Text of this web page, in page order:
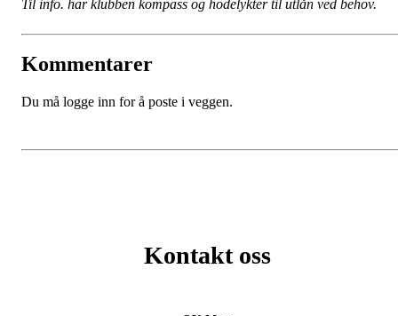
Til info. har klubben kompass og hodelykter til utlån ved behov.
Kommentarer
Du må logge inn for å poste i veggen.
Kontakt oss